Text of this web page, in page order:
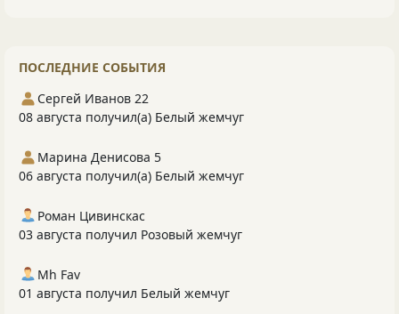
ПОСЛЕДНИЕ СОБЫТИЯ
Сергей Иванов 22
08 августа получил(а) Белый жемчуг
Марина Денисова 5
06 августа получил(а) Белый жемчуг
Роман Цивинскас
03 августа получил Розовый жемчуг
Mh Fav
01 августа получил Белый жемчуг